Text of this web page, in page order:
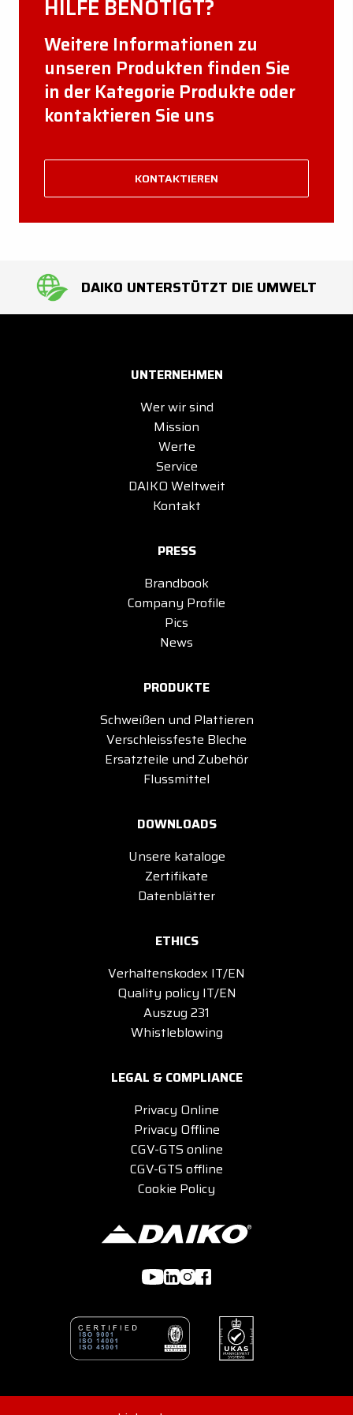
HILFE BENÖTIGT?
Weitere Informationen zu
unseren Produkten finden Sie
in der Kategorie Produkte oder
kontaktieren Sie uns
KONTAKTIEREN
DAIKO UNTERSTÜTZT DIE UMWELT
UNTERNEHMEN
Wer wir sind
Mission
Werte
Service
DAIKO Weltweit
Kontakt
PRESS
Brandbook
Company Profile
Pics
News
PRODUKTE
Schweißen und Plattieren
Verschleissfeste Bleche
Ersatzteile und Zubehör
Flussmittel
DOWNLOADS
Unsere kataloge
Zertifikate
Datenblätter
ETHICS
Verhaltenskodex IT/EN
Quality policy IT/EN
Auszug 231
Whistleblowing
LEGAL & COMPLIANCE
Privacy Online
Privacy Offline
CGV-GTS online
CGV-GTS offline
Cookie Policy
© 2026 DAIKO s.r.l - Viale G. Felissent 84/D, 31100 Treviso,